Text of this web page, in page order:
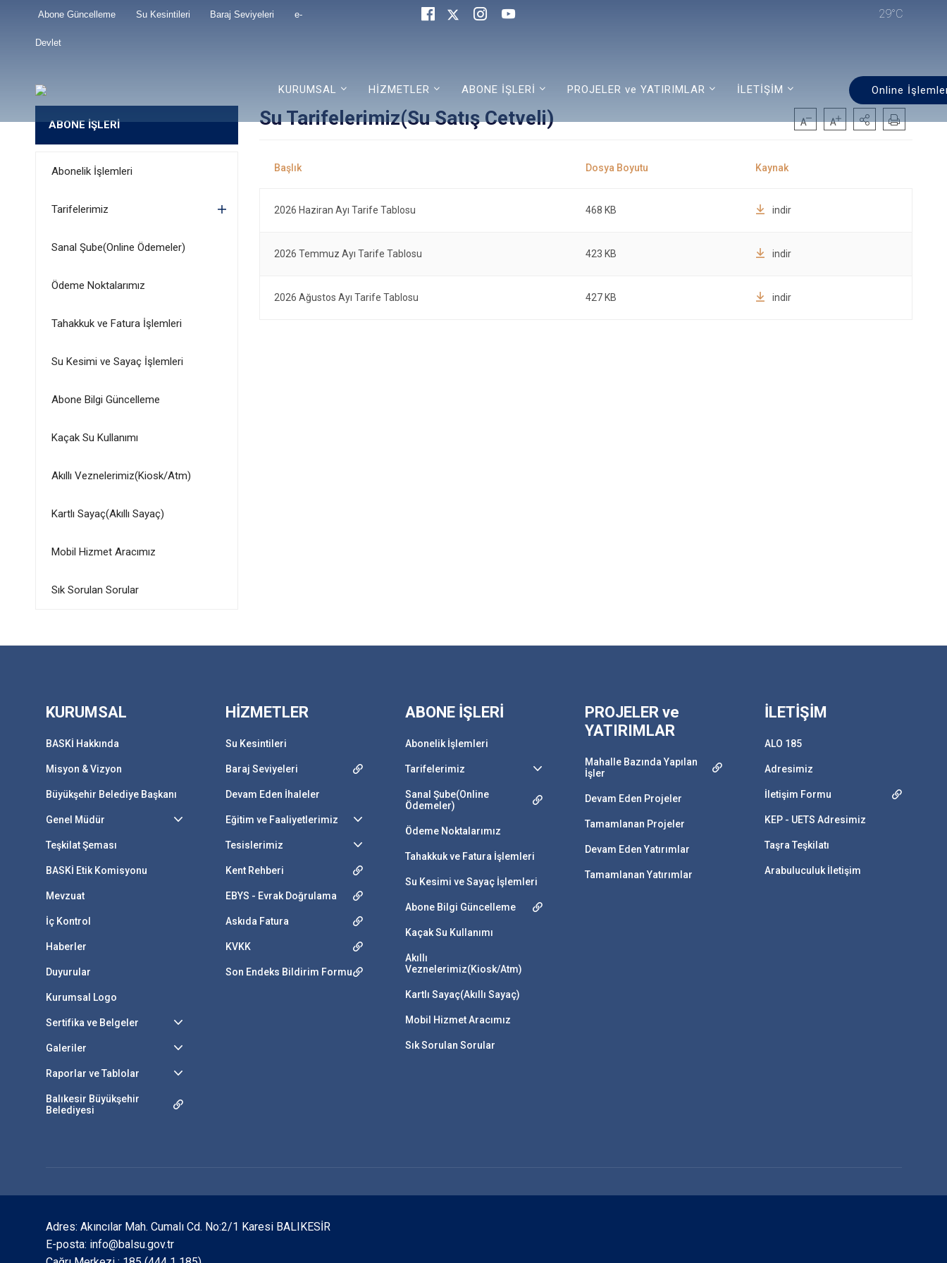
Abone Güncelleme Su Kesintileri Baraj Seviyeleri e-
Devlet
29°C
KURUMSAL HİZMETLER ABONE İŞLERİ PROJELER ve YATIRIMLAR İLETİŞİM Online
ABONE İŞLERİ
Abonelik İşlemleri
Tarifelerimiz
Sanal Şube(Online Ödemeler)
Ödeme Noktalarımız
Tahakkuk ve Fatura İşlemleri
Su Kesimi ve Sayaç İşlemleri
Abone Bilgi Güncelleme
Kaçak Su Kullanımı
Akıllı Veznelerimiz(Kiosk/Atm)
Kartlı Sayaç(Akıllı Sayaç)
Mobil Hizmet Aracımız
Sık Sorulan Sorular
Su Tarifelerimiz(Su Satış Cetveli)
2026 Haziran Ayı Tarife Tablosu 468 KB indir
2026 Temmuz Ayı Tarife Tablosu 423 KB indir
2026 Ağustos Ayı Tarife Tablosu 427 KB indir
KURUMSAL
BASKİ Hakkında
Misyon & Vizyon
Büyükşehir Belediye Başkanı
Genel Müdür
Teşkilat Şeması
BASKİ Etik Komisyonu
Mevzuat
İç Kontrol
Haberler
Duyurular
Kurumsal Logo
Sertifika ve Belgeler
Galeriler
Raporlar ve Tablolar
Balıkesir Büyükşehir
Belediyesi
HİZMETLER
Su Kesintileri
Baraj Seviyeleri
Devam Eden İhaleler
Eğitim ve Faaliyetlerimiz
Tesislerimiz
Kent Rehberi
EBYS - Evrak Doğrulama
Askıda Fatura
KVKK
Son Endeks Bildirim Formu
ABONE İŞLERİ
Abonelik İşlemleri
Tarifelerimiz
Sanal Şube(Online
Ödemeler)
Ödeme Noktalarımız
Tahakkuk ve Fatura İşlemleri
Su Kesimi ve Sayaç İşlemleri
Abone Bilgi Güncelleme
Kaçak Su Kullanımı
Akıllı
Veznelerimiz(Kiosk/Atm)
Kartlı Sayaç(Akıllı Sayaç)
Mobil Hizmet Aracımız
Sık Sorulan Sorular
PROJELER ve
YATIRIMLAR
Mahalle Bazında Yapılan
İşler
Devam Eden Projeler
Tamamlanan Projeler
Devam Eden Yatırımlar
Tamamlanan Yatırımlar
İLETİŞİM
ALO 185
Adresimiz
İletişim Formu
KEP - UETS Adresimiz
Taşra Teşkilatı
Arabuluculuk İletişim
Adres: Akıncılar Mah. Cumalı Cd. No:2/1 Karesi BALIKESİR
E-posta: info@balsu.gov.tr